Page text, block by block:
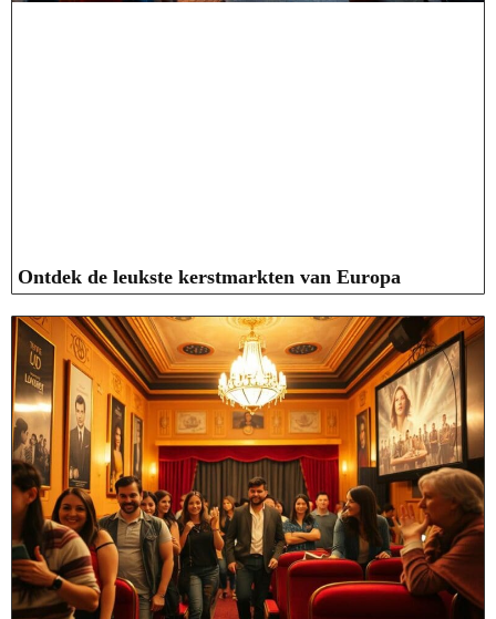
Ontdek de leukste kerstmarkten van Europa